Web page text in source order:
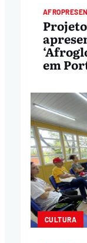
em
CULTURA